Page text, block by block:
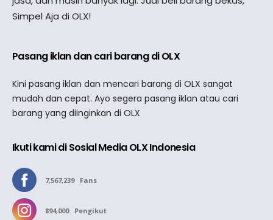
Simpel Aja di OLX!
Pasang iklan dan cari barang di OLX
Kini pasang iklan dan mencari barang di OLX sangat
mudah dan cepat. Ayo segera pasang iklan atau cari
barang yang diinginkan di OLX
Ikuti kami di Sosial Media OLX Indonesia
7,567,239 Fans
894,000 Pengikut